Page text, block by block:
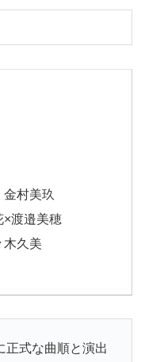
村美玖
×渡邉美穂
木久美
式な曲順と演出